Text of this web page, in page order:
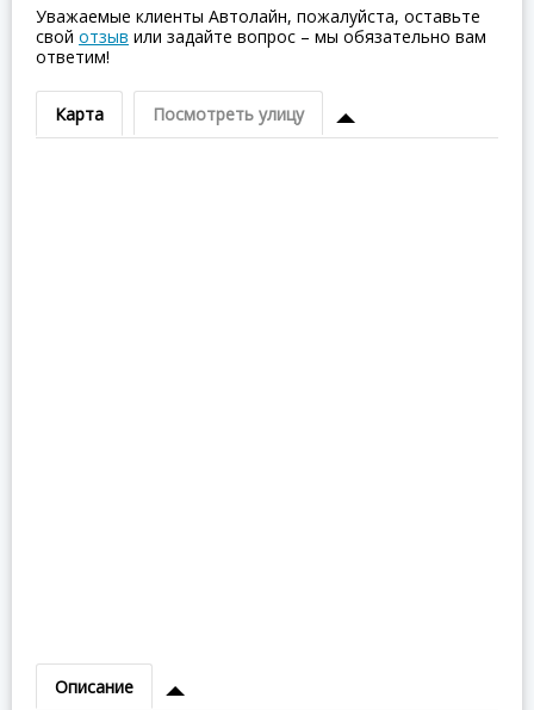
Уважаемые клиенты Автолайн, пожалуйста, оставьте
свой отзыв или задайте вопрос – мы обязательно вам
ответим!
Карта Посмотреть улицу
Описание